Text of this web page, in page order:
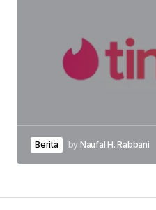
Berita by Naufal H. Rabbani